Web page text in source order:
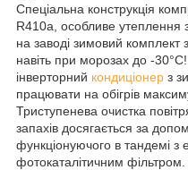
Спеціальна конструкція
R410a, особливе утеплення
на заводі зимовий комплект
навіть при морозах до -
інверторний кондиціонер з
працювати на обігрів
Триступенева очистка
запахів досягається за
функціонуючого в тандемі з
фотокаталітичним фільтром.